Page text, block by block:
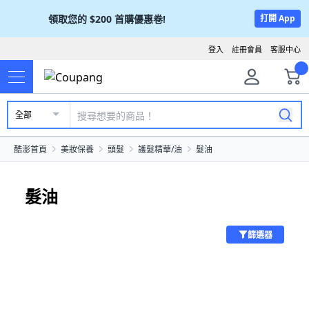
領取您的 $200 首購優惠卷! 打開 App
客服中心
註冊會員
登入
全部
酷澎首頁 美妝保養 頭髮 護髮精華/油 髮油
髮油
篩選器